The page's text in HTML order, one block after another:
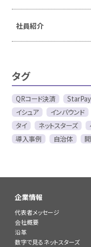
社員紹介
タグ
QRコード決済 StarPay
イシュア
インバウンド
タイ
ネットスターズ
導入事例
自治体
企業情報
代表者メッセージ
会社概要
沿革
数字で見るネットスターズ